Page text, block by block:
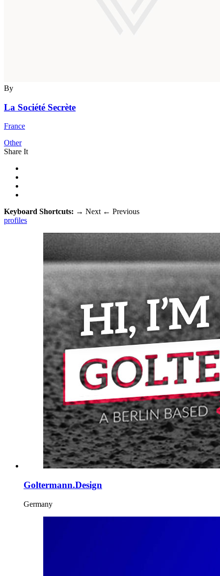
By
La Société Secrète
France
Other
Share It
Keyboard Shortcuts: → Next ← Previous
profiles
Goltermann.Design
Germany